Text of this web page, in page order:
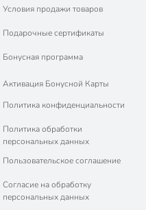
Условия продажи товаров
Подарочные сертификаты
Бонусная программа
Активация Бонусной Карты
Политика конфиденциальности
Политика обработки
персональных данных
Пользовательское соглашение
Согласие на обработку
персональных данных